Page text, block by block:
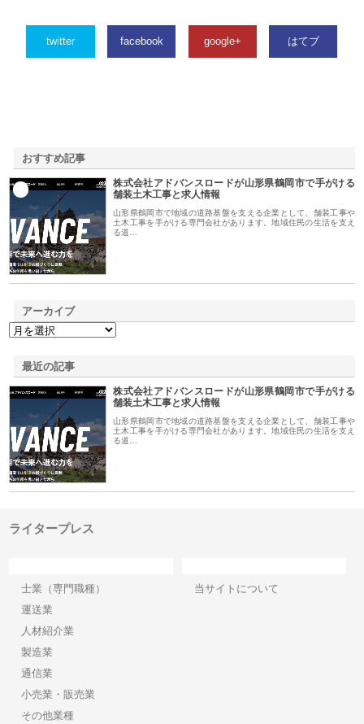
twitter facebook google+ はてブ
おすすめ記事
株式会社アドバンスロードが山形県鶴岡市で手がける
舗装土木工事と求人情報
山形県鶴岡市で地域の道路基盤を支える企業として、舗装工事や
土木工事を手がける専門会社があります。地域住民の生活を支え
る道…
アーカイブ
最近の記事
株式会社アドバンスロードが山形県鶴岡市で手がける
舗装土木工事と求人情報
山形県鶴岡市で地域の道路基盤を支える企業として、舗装工事や
土木工事を手がける専門会社があります。地域住民の生活を支え
る道…
ライタープレス
士業（専門職種）
運送業
人材紹介業
製造業
通信業
小売業・販売業
その他業種
当サイトについて